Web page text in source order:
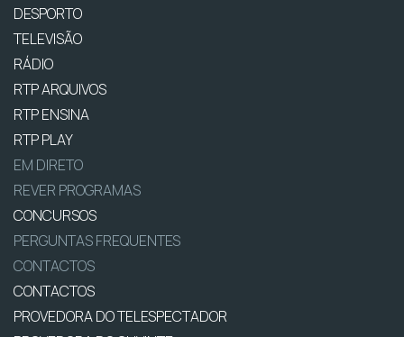
DESPORTO
TELEVISÃO
RÁDIO
RTP ARQUIVOS
RTP ENSINA
RTP PLAY
EM DIRETO
REVER PROGRAMAS
CONCURSOS
PERGUNTAS FREQUENTES
CONTACTOS
CONTACTOS
PROVEDORA DO TELESPECTADOR